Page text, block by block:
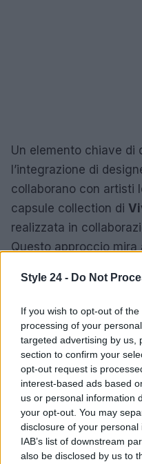
Style 24 - Do Not
If you wish to opt-out of
processing of your
targeted advertising by us,
section to confirm your
opt-out request is
interest-based ads based
us or personal information
your opt-out. You may
disclosure of your
IAB’s list of downstream
also be disclosed by us to
Un elemento chiave di
l’integrazione di
collaborano con artisti
capsule collection di
realizzata in
Questo approccio
cultura locale,
modernità.
AUTORE
Staff